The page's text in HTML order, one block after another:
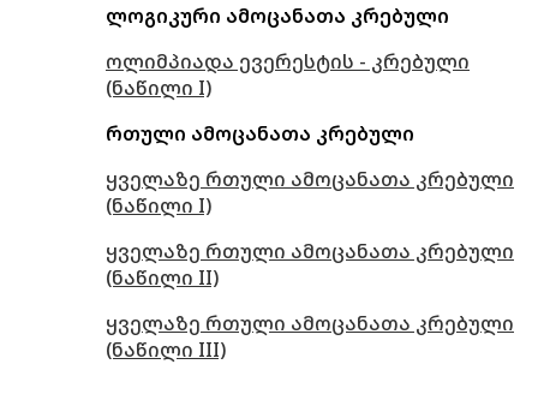
ლოგიკური ამოცანათა კრებული
ოლიმპიადა ევერესტის - კრებული
(ნაწილი I)
რთული ამოცანათა კრებული
ყველაზე რთული ამოცანათა კრებული
(ნაწილი I)
ყველაზე რთული ამოცანათა კრებული
(ნაწილი II)
ყველაზე რთული ამოცანათა კრებული
(ნაწილი III)